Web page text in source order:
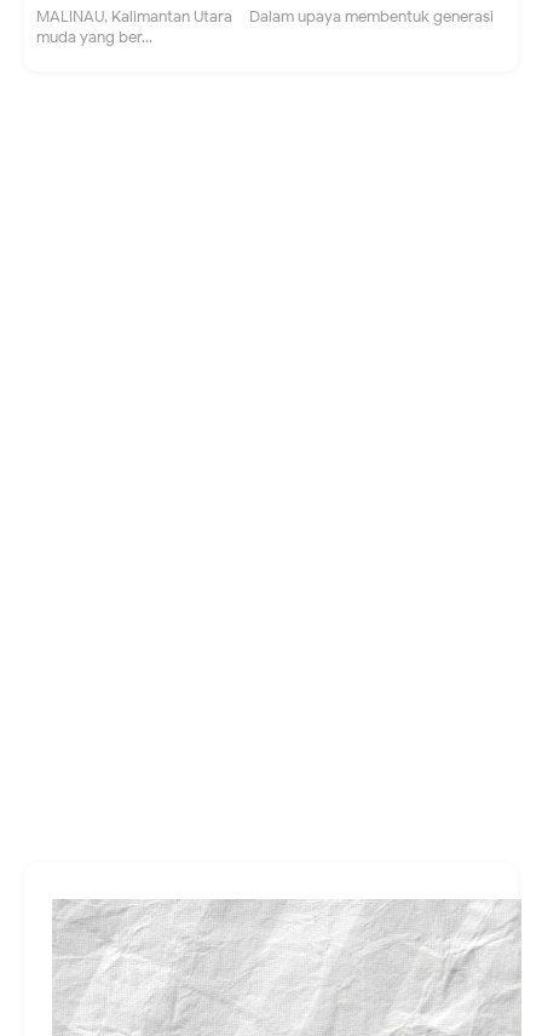
MALINAU, Kalimantan Utara – Dalam upaya membentuk generasi
muda yang ber...